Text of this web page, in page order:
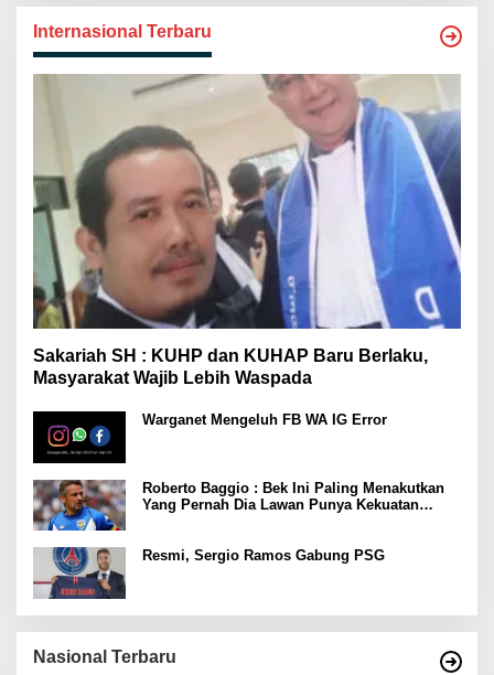
Internasional Terbaru
Sakariah SH : KUHP dan KUHAP Baru Berlaku,
Masyarakat Wajib Lebih Waspada
Warganet Mengeluh FB WA IG Error
Roberto Baggio : Bek Ini Paling Menakutkan
Yang Pernah Dia Lawan Punya Kekuatan
Resmi, Sergio Ramos Gabung PSG
Nasional Terbaru